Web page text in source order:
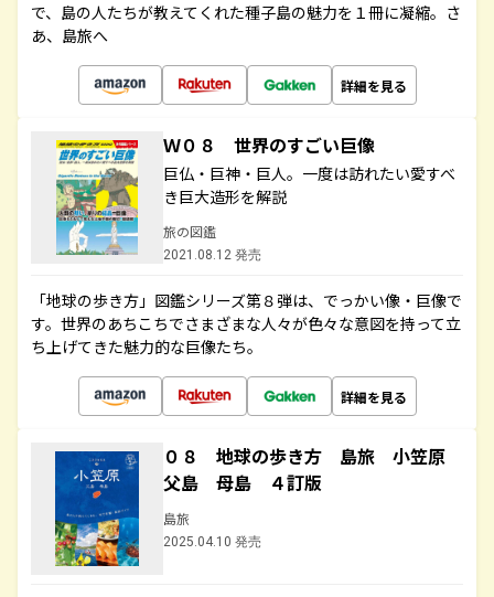
で、島の人たちが教えてくれた種子島の魅力を１冊に凝縮。さ
あ、島旅へ
詳細を見る
Ｗ０８ 世界のすごい巨像
巨仏・巨神・巨人。一度は訪れたい愛すべ
き巨大造形を解説
旅の図鑑
2021.08.12 発売
「地球の歩き方」図鑑シリーズ第８弾は、でっかい像・巨像で
す。世界のあちこちでさまざまな人々が色々な意図を持って立
ち上げてきた魅力的な巨像たち。
詳細を見る
０８ 地球の歩き方 島旅 小笠原
父島 母島 ４訂版
島旅
2025.04.10 発売